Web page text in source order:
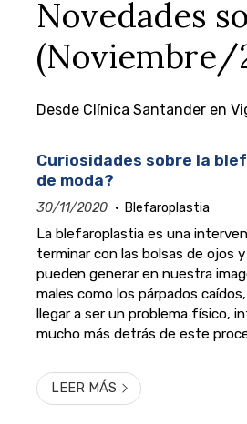
Novedades
(Noviembre/
Desde Clínica Santander en
Curiosidades sobre la
de moda?
30/11/2020 Blefaroplastia
La blefaroplastia es una
terminar con las bolsas de
pueden generar en nuestra
males como los párpados
llegar a ser un problema físico,
mucho más detrás de este
LEER MÁS